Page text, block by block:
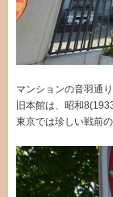
マンションの音羽通
旧本館は、昭和
東京では珍しい戦前